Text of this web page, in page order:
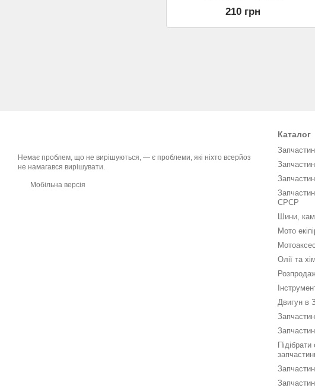
210 грн
Немає проблем, що не вирішуються, — є проблеми, які ніхто всерйоз
не намагався вирішувати.
Мобільна версія
Каталог
СРСР
Шини,
Мото
Олії та
Двигун в
Підібрати